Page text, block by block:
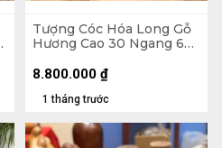
Tượng Cóc Hóa Long Gỗ
Hương Cao 30 Ngang 68
1 tháng trước
8.800.000 ₫